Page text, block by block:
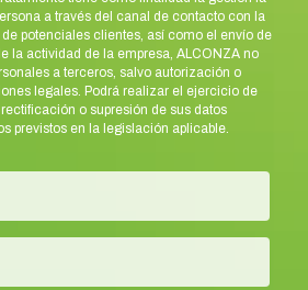
a través del canal de contacto con la
potenciales clientes, así como el envío de
la actividad de la empresa, ALCONZA no
a terceros, salvo autorización o
legales. Podrá realizar el ejercicio de
o supresión de sus datos
previstos en la legislación aplicable.